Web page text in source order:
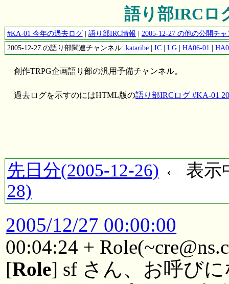
語り部IRCロ
#KA-01 今年の過去ログ| 語り部IRC情報 | 2005-12-27 の他の公開チ
2005-12-27 の語り部関連チャンネル: kataribe| IC| LG| HA06-01 |
創作TRPG企画語り部の汎用予備チャンネル。
過去ログを示すのにはHTML版の語り部IRCログ #KA-01
先日分(2005-12-26) ← 表示
28)
2005/12/27 00:00:00
00:04:24 +
[Role] sf さん、お呼び